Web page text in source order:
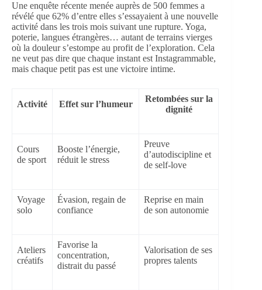
Une enquête récente menée auprès de 500 femmes a
révélé que 62% d’entre elles s’essayaient à une nouvelle
activité dans les trois mois suivant une rupture. Yoga,
poterie, langues étrangères… autant de terrains vierges
où la douleur s’estompe au profit de l’exploration. Cela
ne veut pas dire que chaque instant est Instagrammable,
mais chaque petit pas est une victoire intime.
Activité Effet sur l’humeur
Retombées sur la
dignité
Cours
de sport
Booste l’énergie,
réduit le stress
Preuve
d’autodiscipline et
de self-love
Voyage
solo
Évasion, regain de
confiance
Reprise en main
de son autonomie
Ateliers
créatifs
Favorise la
concentration,
distrait du passé
Valorisation de ses
propres talents